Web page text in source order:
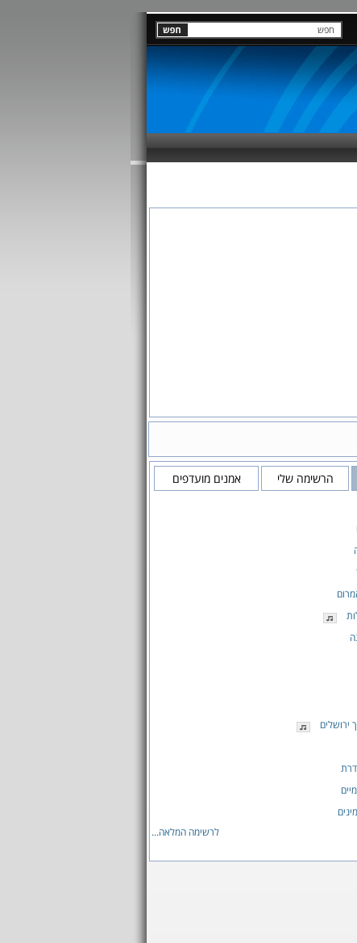
הרשימה שלי אמנים מועדפים
לרשימה המלאה...